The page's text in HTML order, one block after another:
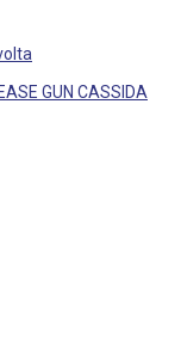
GUN CASSIDA